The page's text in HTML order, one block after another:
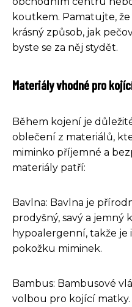
koutkem. Pamatujte,
krásný způsob, jak
byste se za něj stydět.
Materiály vhodné pro
Během kojení je
oblečení z materiálů,
miminko příjemné a
materiály patří:
Bavlna: Bavlna je
prodyšný, savý a jemný
hypoalergenní, takže
pokožku miminek.
Bambus: Bambusové
volbou pro kojící